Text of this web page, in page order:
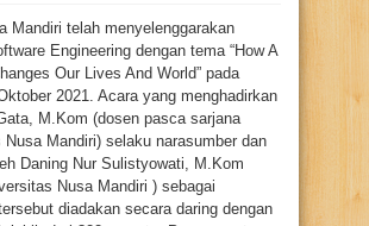
Mandiri telah menyelenggarakan
Engineering dengan tema “How A
Our Lives And World” pada
2021. Acara yang menghadirkan
M.Kom (dosen pasca sarjana
Nusa Mandiri) selaku narasumber dan
Daning Nur Sulistyowati, M.Kom
Nusa Mandiri ) sebagai
diadakan secara daring dengan